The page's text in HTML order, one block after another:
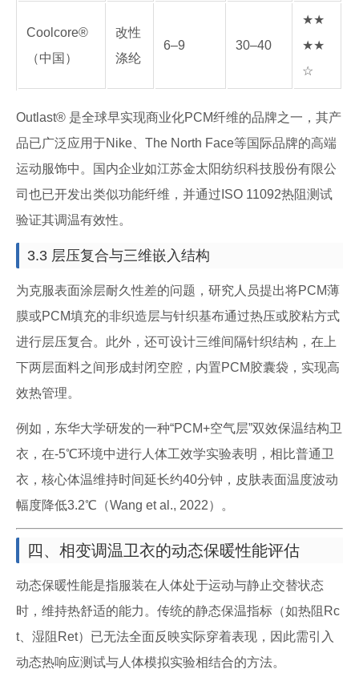
Coolcore®
（中国）
改性
涤纶
6–9 30–40
★★
★★
☆
Outlast® 是全球早实现商业化PCM纤维的品牌之一，其产
品已广泛应用于Nike、The North Face等国际品牌的高端
运动服饰中。国内企业如江苏金太阳纺织科技股份有限公
司也已开发出类似功能纤维，并通过ISO 11092热阻测试
验证其调温有效性。
3.3 层压复合与三维嵌入结构
为克服表面涂层耐久性差的问题，研究人员提出将PCM薄
膜或PCM填充的非织造层与针织基布通过热压或胶粘方式
进行层压复合。此外，还可设计三维间隔针织结构，在上
下两层面料之间形成封闭空腔，内置PCM胶囊袋，实现高
效热管理。
例如，东华大学研发的一种“PCM+空气层”双效保温结构卫
衣，在-5℃环境中进行人体工效学实验表明，相比普通卫
衣，核心体温维持时间延长约40分钟，皮肤表面温度波动
幅度降低3.2℃（Wang et al., 2022）。
四、相变调温卫衣的动态保暖性能评估
动态保暖性能是指服装在人体处于运动与静止交替状态
时，维持热舒适的能力。传统的静态保温指标（如热阻Rc
t、湿阻Ret）已无法全面反映实际穿着表现，因此需引入
动态热响应测试与人体模拟实验相结合的方法。